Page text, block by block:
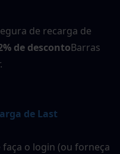
de recarga de
de descontoBarras
de Last
faça o login (ou forneça